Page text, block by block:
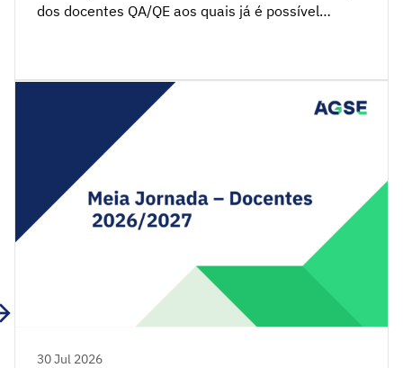
dos docentes QA/QE aos quais já é possível
intenção de renovação de docentes contratados,
ao abrigo do n.º 4, do art.º 42.º do Decreto-Lei n.º
32-A/2023, de 8 de […]
30 Jul 2026